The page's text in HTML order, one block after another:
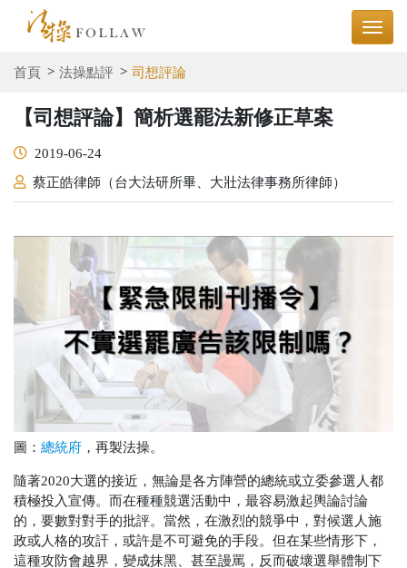
首頁 法操點評 司想評論
【司想評論】簡析選罷法新修正草案
2019-06-24
蔡正皓律師（台大法研所畢、大壯法律事務所律師）
圖： 總統府 ，再製法操。
隨著2020大選的接近，無論是各方陣營的總統或立委參選人都
積極投入宣傳。而在種種競選活動中，最容易激起輿論討論
的，要數對對手的批評。當然，在激烈的競爭中，對候選人施
政或人格的攻訐，或許是不可避免的手段。但在某些情形下，
這種攻防會越界，變成抹黑、甚至謾罵，反而破壞選舉體制下